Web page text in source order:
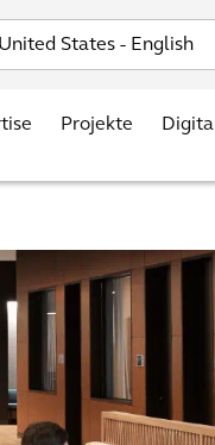
Investors News
Projekte